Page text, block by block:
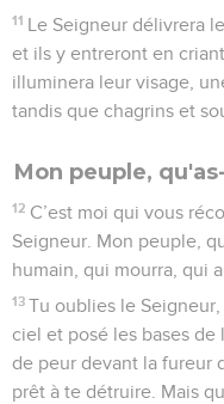
11 Le Seigneur délivrera
et ils y entreront en
illuminera leur visage,
tandis que chagrins et
Mon peuple,
12 C’est moi qui vous
Seigneur. Mon peuple,
humain, qui mourra, qui
13 Tu oublies le
ciel et posé les bases de
de peur devant la fureur
prêt à te détruire. Mais